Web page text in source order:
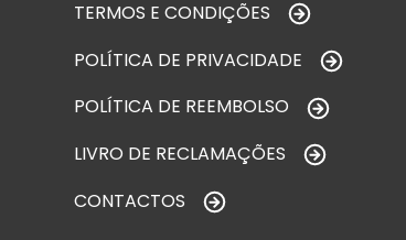
TERMOS E CONDIÇÕES
POLÍTICA DE PRIVACIDADE
POLÍTICA DE REEMBOLSO
LIVRO DE RECLAMAÇÕES
CONTACTOS